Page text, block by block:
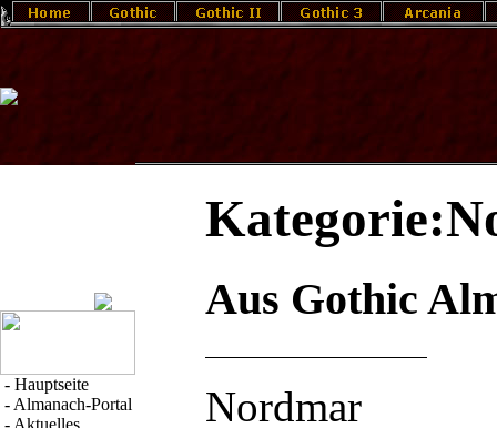
- Hauptseite
- Almanach-Portal
- Aktuelles
Aus Gothic
Nordmar